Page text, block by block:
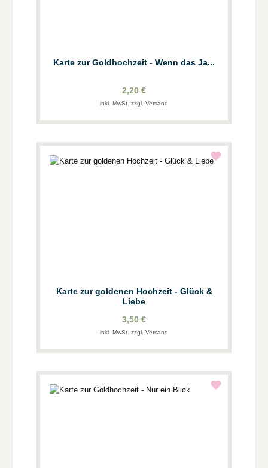
Karte zur Goldhochzeit - Wenn das Ja...
2,20 €
inkl. MwSt. zzgl. Versand
Karte zur goldenen Hochzeit - Glück &
Liebe
3,50 €
inkl. MwSt. zzgl. Versand